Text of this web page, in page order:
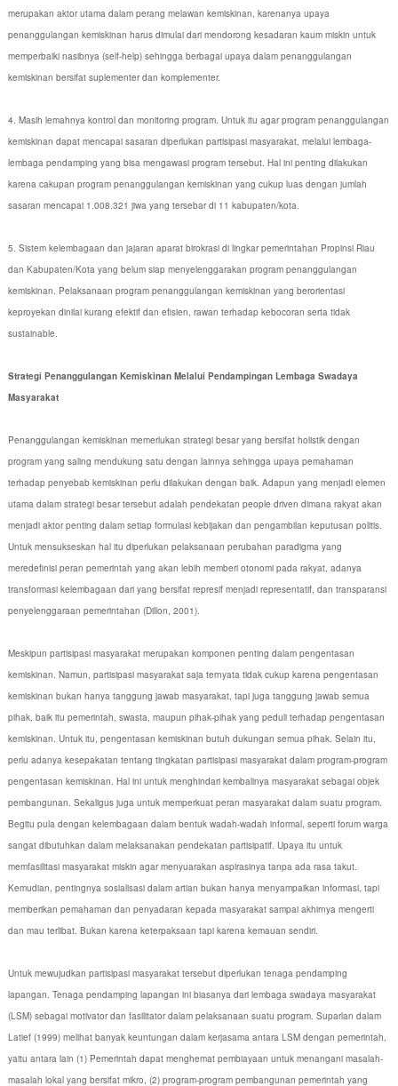
merupakan aktor utama dalam perang melawan kemiskinan, karenanya upaya
penanggulangan kemiskinan harus dimulai dari mendorong kesadaran kaum miskin untuk
memperbaiki nasibnya (self-help) sehingga berbagai upaya dalam penanggulangan
kemiskinan bersifat suplementer dan komplementer.
4. Masih lemahnya kontrol dan monitoring program. Untuk itu agar program penanggulangan
kemiskinan dapat mencapai sasaran diperlukan partisipasi masyarakat, melalui lembaga-
lembaga pendamping yang bisa mengawasi program tersebut. Hal ini penting dilakukan
karena cakupan program penanggulangan kemiskinan yang cukup luas dengan jumlah
sasaran mencapai 1.008.321 jiwa yang tersebar di 11 kabupaten/kota.
5. Sistem kelembagaan dan jajaran aparat birokrasi di lingkar pemerintahan Propinsi Riau
dan Kabupaten/Kota yang belum siap menyelenggarakan program penanggulangan
kemiskinan. Pelaksanaan program penanggulangan kemiskinan yang berorientasi
keproyekan dinilai kurang efektif dan efisien, rawan terhadap kebocoran serta tidak
sustainable.
Strategi Penanggulangan Kemiskinan Melalui Pendampingan Lembaga Swadaya
Masyarakat
Penanggulangan kemiskinan memerlukan strategi besar yang bersifat holistik dengan
program yang saling mendukung satu dengan lainnya sehingga upaya pemahaman
terhadap penyebab kemiskinan perlu dilakukan dengan baik. Adapun yang menjadi elemen
utama dalam strategi besar tersebut adalah pendekatan people driven dimana rakyat akan
menjadi aktor penting dalam setiap formulasi kebijakan dan pengambilan keputusan politis.
Untuk mensukseskan hal itu diperlukan pelaksanaan perubahan paradigma yang
meredefinisi peran pemerintah yang akan lebih memberi otonomi pada rakyat, adanya
transformasi kelembagaan dari yang bersifat represif menjadi representatif, dan transparansi
penyelenggaraan pemerintahan (Dillon, 2001).
Meskipun partisipasi masyarakat merupakan komponen penting dalam pengentasan
kemiskinan. Namun, partisipasi masyarakat saja ternyata tidak cukup karena pengentasan
kemiskinan bukan hanya tanggung jawab masyarakat, tapi juga tanggung jawab semua
pihak, baik itu pemerintah, swasta, maupun pihak-pihak yang peduli terhadap pengentasan
kemiskinan. Untuk itu, pengentasan kemiskinan butuh dukungan semua pihak. Selain itu,
perlu adanya kesepakatan tentang tingkatan partisipasi masyarakat dalam program-program
pengentasan kemiskinan. Hal ini untuk menghindari kembalinya masyarakat sebagai objek
pembangunan. Sekaligus juga untuk memperkuat peran masyarakat dalam suatu program.
Begitu pula dengan kelembagaan dalam bentuk wadah-wadah informal, seperti forum warga
sangat dibutuhkan dalam melaksanakan pendekatan partisipatif. Upaya itu untuk
memfasilitasi masyarakat miskin agar menyuarakan aspirasinya tanpa ada rasa takut.
Kemudian, pentingnya sosialisasi dalam artian bukan hanya menyampaikan informasi, tapi
memberikan pemahaman dan penyadaran kepada masyarakat sampai akhirnya mengerti
dan mau terlibat. Bukan karena keterpaksaan tapi karena kemauan sendiri.
Untuk mewujudkan partisipasi masyarakat tersebut diperlukan tenaga pendamping
lapangan. Tenaga pendamping lapangan ini biasanya dari lembaga swadaya masyarakat
(LSM) sebagai motivator dan fasilitator dalam pelaksanaan suatu program. Suparlan dalam
Latief (1999) melihat banyak keuntungan dalam kerjasama antara LSM dengan pemerintah,
yaitu antara lain (1) Pemerintah dapat menghemat pembiayaan untuk menangani masalah-
masalah lokal yang bersifat mikro, (2) program-program pembangunan pemerintah yang